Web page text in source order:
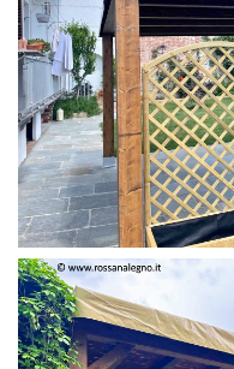
PERGOLA 4 X 3 COLOR